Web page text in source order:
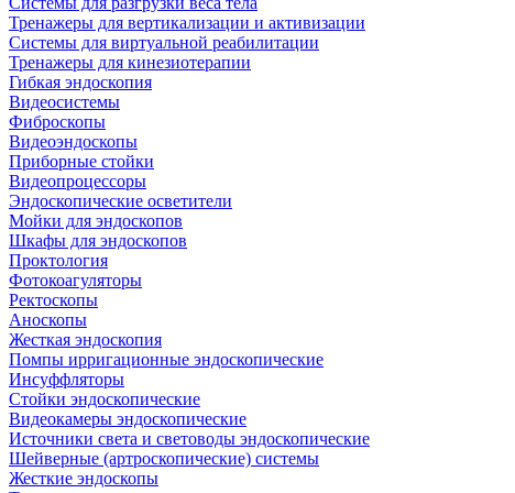
Тренажеры для вертикализации и активизации
Системы для виртуальной реабилитации
Тренажеры для кинезиотерапии
Гибкая эндоскопия
Видеосистемы
Фиброскопы
Видеоэндоскопы
Приборные стойки
Видеопроцессоры
Эндоскопические осветители
Мойки для эндоскопов
Шкафы для эндоскопов
Проктология
Фотокоагуляторы
Ректоскопы
Аноскопы
Жесткая эндоскопия
Помпы ирригационные эндоскопические
Инсуффляторы
Стойки эндоскопические
Видеокамеры эндоскопические
Источники света и световоды эндоскопические
Шейверные (артроскопические) системы
Жесткие эндоскопы